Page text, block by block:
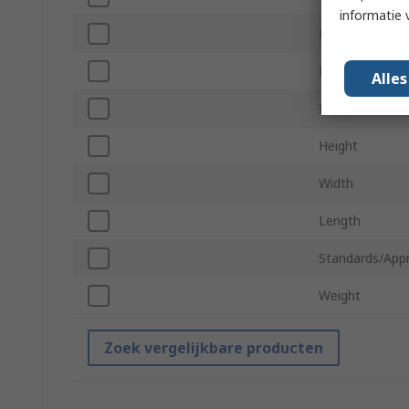
Power Source
Plug Type
Insulation
Height
Width
Length
Standards/
Weight
Zoek vergelijkbare producten
informatie